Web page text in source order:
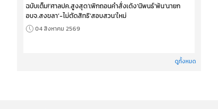
ฉบับเต็ม!‘ศาลปค.สูงสุด’เพิกถอนคำสั่งเด้ง‘นิพนธ์’พ้น‘นายก
อบจ.สงขลา’-ไม่ตัดสิทธิ‘สอบสวน’ใหม่
04 สิงหาคม 2569
ดูทั้งหมด